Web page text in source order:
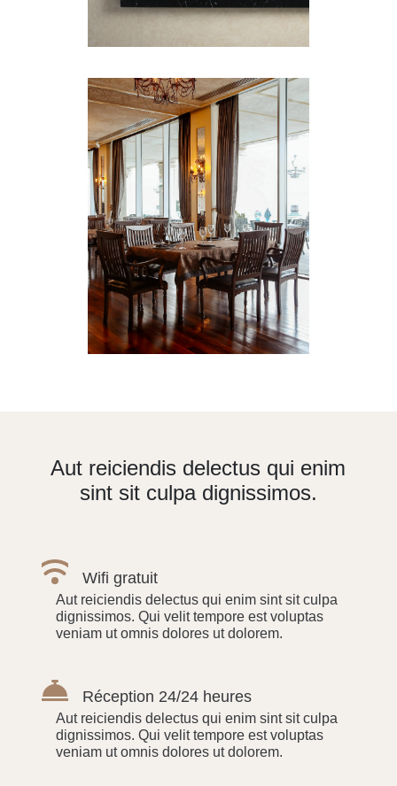
Aut reiciendis delectus qui enim
sint sit culpa dignissimos.
Wifi gratuit
Aut reiciendis delectus qui enim sint sit culpa
dignissimos. Qui velit tempore est voluptas
veniam ut omnis dolores ut dolorem.
Réception 24/24 heures
Aut reiciendis delectus qui enim sint sit culpa
dignissimos. Qui velit tempore est voluptas
veniam ut omnis dolores ut dolorem.